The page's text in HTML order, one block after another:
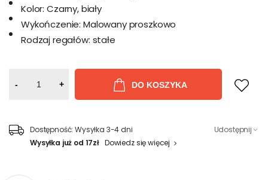
Kolor: Czarny, biały
Wykończenie: Malowany proszkowo
Rodzaj regałów: stałe
- + DO KOSZYKA
Dostępność: Wysyłka 3-4 dni
Wysyłka już od 17zł Dowiedz się więcej
Udostępnij